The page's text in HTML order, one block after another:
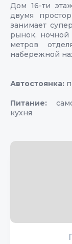
Дом 16-ти
двумя
занимает
рынок, ночной
метров
набережной
Автостоянка:
Питание:
кухня